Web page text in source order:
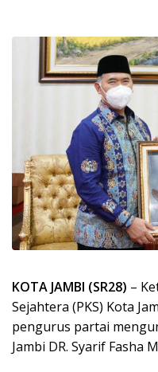
KOTA JAMBI (SR28) –
Sejahtera (PKS) Kota
pengurus partai
Jambi DR. Syarif Fasha